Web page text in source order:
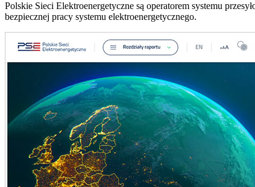
Polskie Sieci Elektroenergetyczne są operatorem systemu
bezpiecznej pracy systemu elektroenergetycznego.